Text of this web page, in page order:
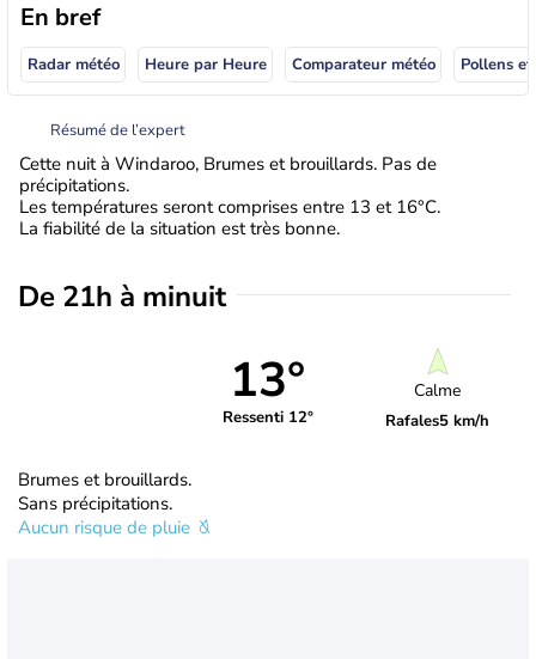
En bref
Radar météo Heure par Heure Comparateur météo Pollens
Résumé de l’expert
Cette nuit à Windaroo, Brumes et brouillards. Pas de
précipitations.
Les températures seront comprises entre 13 et 16°C.
La fiabilité de la situation est très bonne.
De 21h à minuit
13°
Ressenti 12°
Calme
Rafales5 km/h
Brumes et brouillards.
Sans précipitations.
Aucun risque de pluie